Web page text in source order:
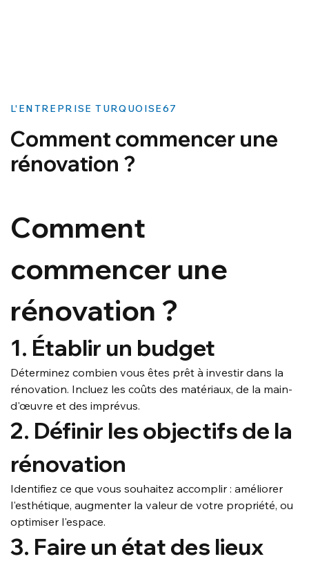
L'ENTREPRISE TURQUOISE67
Comment commencer une
rénovation ?
Comment
commencer une
rénovation ?
1. Établir un budget
Déterminez combien vous êtes prêt à investir dans la
rénovation. Incluez les coûts des matériaux, de la main-
d'œuvre et des imprévus.
2. Définir les objectifs de la
rénovation
Identifiez ce que vous souhaitez accomplir : améliorer
l'esthétique, augmenter la valeur de votre propriété, ou
optimiser l'espace.
3. Faire un état des lieux